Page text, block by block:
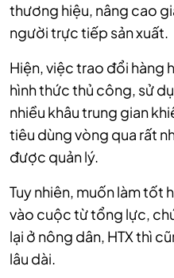
thương hiệu, nâng cao
người trực tiếp sản xuất.
Hiện, việc trao đổi hàng
hình thức thủ công, sử
nhiều khâu trung gian
tiêu dùng vòng qua rất
được quản lý.
Tuy nhiên, muốn làm tốt
vào cuộc từ tổng lực,
lại ở nông dân, HTX thì
lâu dài.